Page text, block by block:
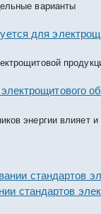
варианты
для
энергии влияет
стандартов